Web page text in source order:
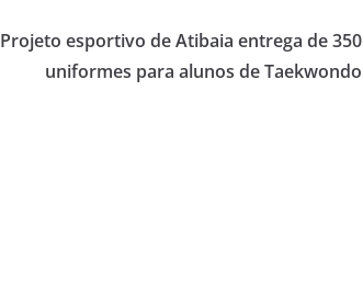
Projeto esportivo de Atibaia entrega de 350
uniformes para alunos de Taekwondo